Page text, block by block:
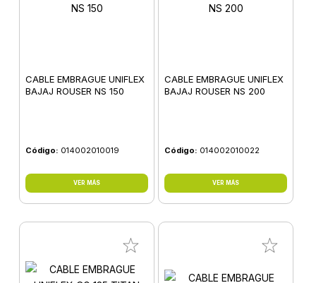
CABLE EMBRAGUE UNIFLEX
BAJAJ ROUSER NS 150
Código: 014002010019
VER MÁS
CABLE EMBRAGUE UNIFLEX
BAJAJ ROUSER NS 200
Código: 014002010022
VER MÁS